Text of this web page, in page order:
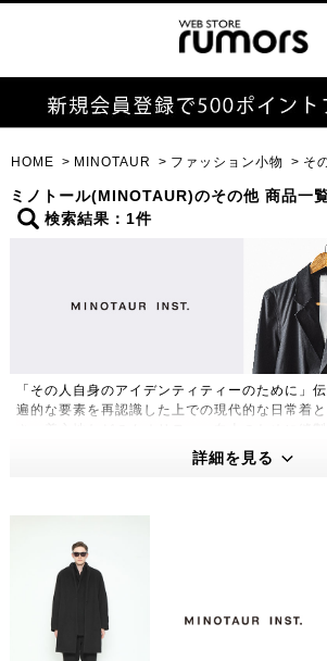
HOME MINOTAUR ファッション小物 そ
ミノトール(MINOTAUR)のその他 商品一
検索結果：1件
「その人自身のアイデンティティーのために」
遍的な要素を再認識した上での現代的な日常着
に至るまで再構築し、よりハイクオリティーで
ーに制作するアパレルライン。定番的なアイテ
詳細を見る